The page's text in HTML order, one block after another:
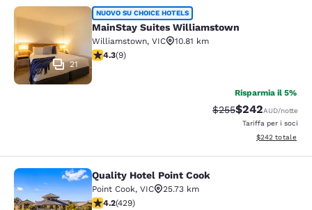
MainStay Suites Williamstown
21
NUOVO SU CHOICE HOTELS
MainStay Suites Williamstown
Williamstown, VIC
10.81 km
Valutazione di 4.33 stelle. Ottimo. 9 recensioni
4.3(9)
Risparmia il 5%
Tariffa di barratura:
$255Tariffa
$242AUD/notte
Tariffa per i soci
Visualizza i
$242 totale
Quality Hotel Point Cook
Quality Hotel Point Cook
Point Cook, VIC
25.73 km
Valutazione di 4.19 stelle. Molto buono. 429 recensioni
4.2(429)